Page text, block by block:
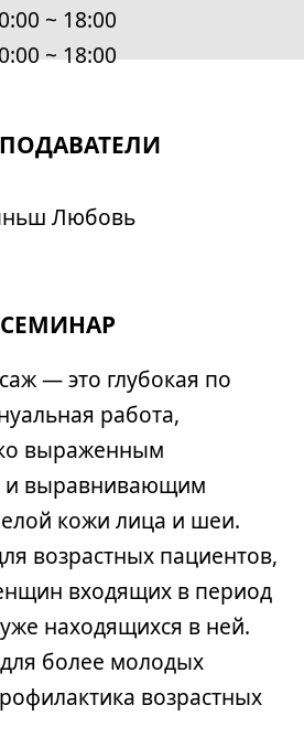
Любовь
~ 18:00
~ 18:00
СЕМИНАР
— это глубокая по
работа,
выраженным
и выравнивающим
кожи лица и шеи.
возрастных пациентов,
входящих в период
находящихся в ней.
более молодых
возрастных